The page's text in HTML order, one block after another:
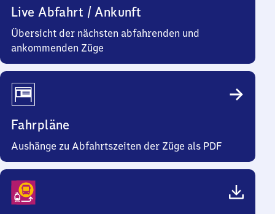
Live Abfahrt / Ankunft
Übersicht der nächsten abfahrenden und
ankommenden Züge
Fahrpläne
Aushänge zu Abfahrtszeiten der Züge als PDF